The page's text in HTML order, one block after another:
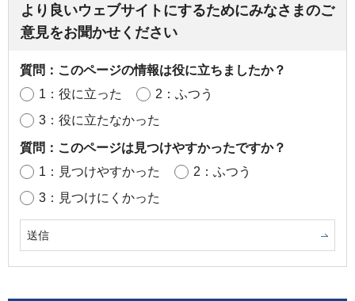
より良いウェブサイトにするためにみなさまのご
意見をお聞かせください
質問：このページの情報は役に立ちましたか？
1：役に立った
2：ふつう
3：役に立たなかった
質問：このページは見つけやすかったですか？
1：見つけやすかった
2：ふつう
3：見つけにくかった